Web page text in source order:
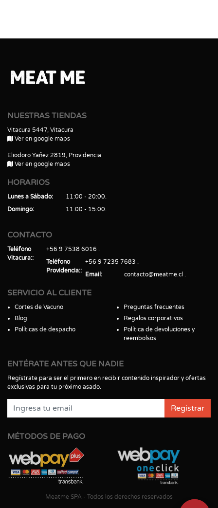
NUESTRAS TIENDAS
Vitacura 5447, Vitacura
Ver en google maps
Eliodoro Yañez 2819, Providencia
Ver en google maps
HORARIOS
Lunes a Sábado
11:00 - 20:00
Domingo
11:00 - 15:00
CONTACTO
Teléfono
Vitacura:
+56 9 7538 6016
Teléfono
Providencia:
+56 9 7235 7683
Email
contacto@meatme.cl
SERVICIO AL CLIENTE
Cortes de Vacuno
Blog
Políticas de despacho
Preguntas frecuentes
Regalos corporativos
Política de devoluciones y
reembolsos
ENTÉRATE ANTES QUE NADIE
Regístrate para ser el primero en recibir contenido inspirador y ofertas
exclusivas para tu próximo asado.
Registrar
MÉTODOS DE PAGO
Meatme SPA - Todos los derechos reservados